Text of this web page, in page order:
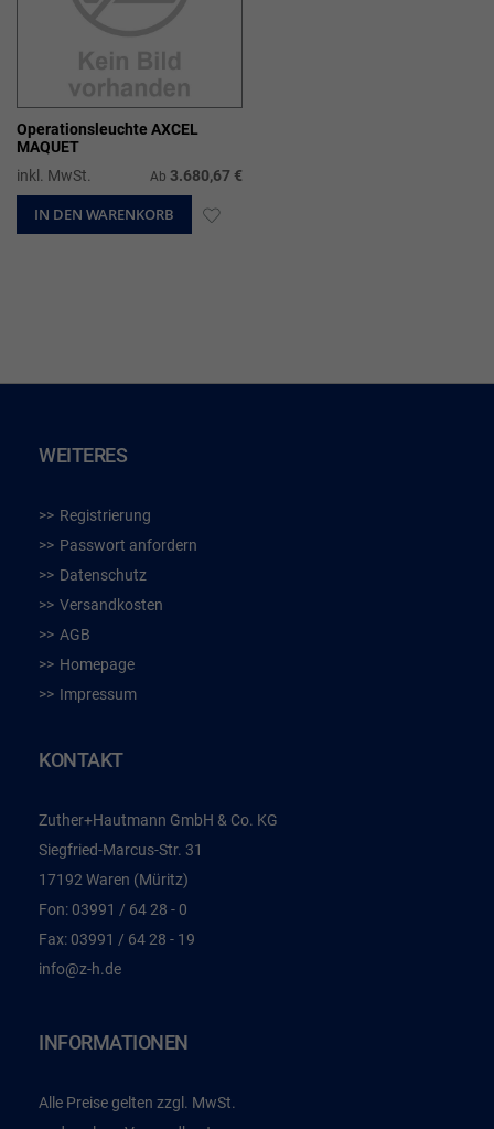
Operationsleuchte AXCEL
MAQUET
inkl. MwSt.
Ab 3.680,67 €
IN DEN WARENKORB ZUR
WEITERES
Registrierung
Passwort anfordern
Datenschutz
Versandkosten
AGB
Homepage
Impressum
KONTAKT
Zuther+Hautmann GmbH & Co. KG
Siegfried-Marcus-Str. 31
17192 Waren (Müritz)
Fon: 03991 / 64 28 - 0
Fax: 03991 / 64 28 - 19
info@z-h.de
INFORMATIONEN
Alle Preise gelten zzgl. MwSt.